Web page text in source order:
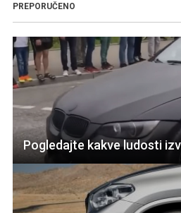
PREPORUČENO
Pogledajte kakve ludosti